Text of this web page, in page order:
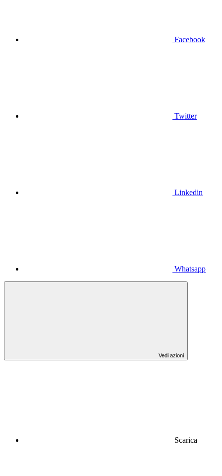
Facebook
Twitter
Linkedin
Whatsapp
Vedi azioni
Scarica